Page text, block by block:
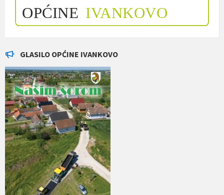
GLASILO OPĆINE IVANKOVO